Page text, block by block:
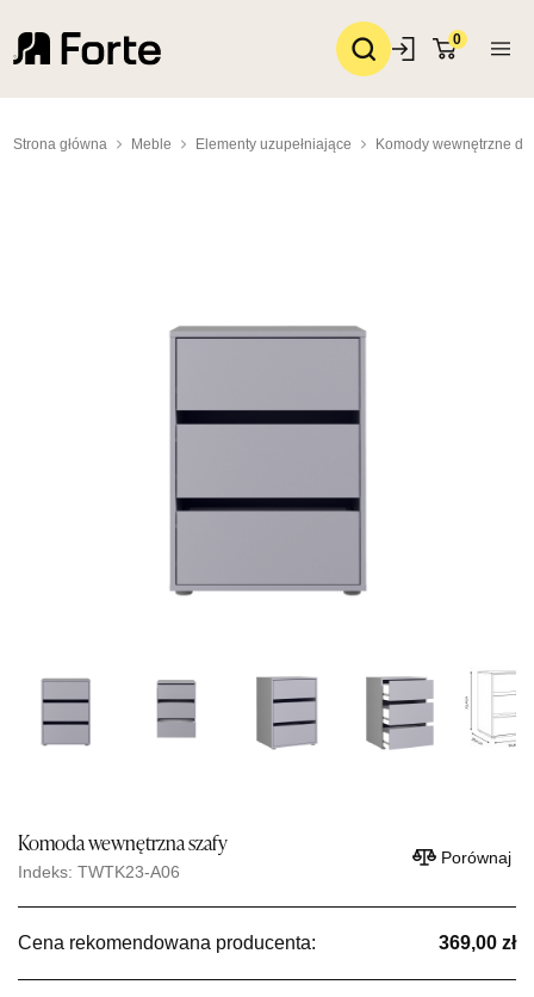
0
Strona główna Meble Elementy uzupełniające Komody wewnętrzne do
Komoda wewnętrzna szafy
Indeks: TWTK23-A06
Porównaj
Cena rekomendowana producenta: 369,00 zł